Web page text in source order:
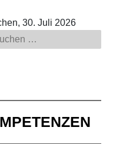
30. Juli 2026